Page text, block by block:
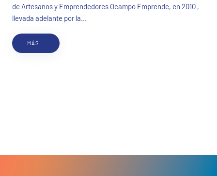
de Artesanos y Emprendedores Ocampo Emprende, en 2010 ,
llevada adelante por la...
MÁS...